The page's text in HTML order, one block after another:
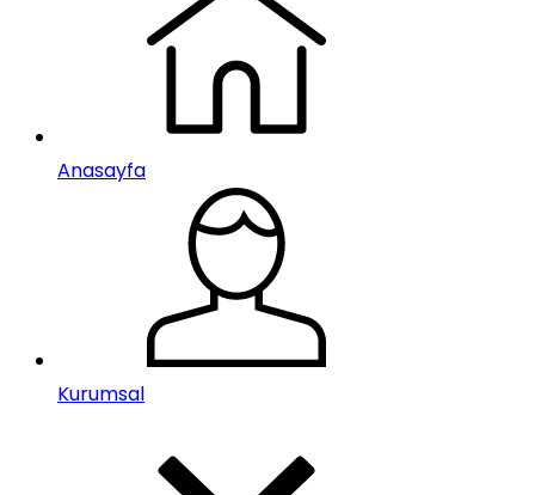
Anasayfa
Kurumsal